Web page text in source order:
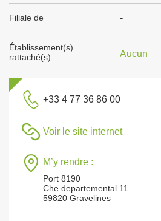
Filiale de -
Établissement(s)
rattaché(s)
Aucun
+33 4 77 36 86 00
Voir le site internet
M’y rendre :
Port 8190
Che departemental 11
59820 Gravelines